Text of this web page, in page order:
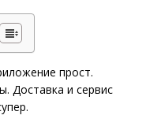
прост.
Доставка и сервис